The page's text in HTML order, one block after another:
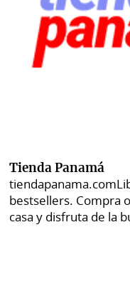
Tienda Panamá
tiendapanama.com
bestsellers. Compra
casa y disfruta de la